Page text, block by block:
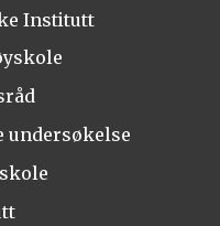
Institutt
undersøkelse